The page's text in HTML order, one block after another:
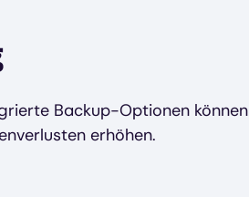
Backup-Optionen können
erhöhen.